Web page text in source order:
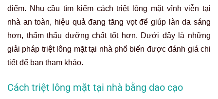
điểm. Nhu cầu tìm kiếm cách triệt lông mặt vĩnh viễn tại
nhà an toàn, hiệu quả đang tăng vọt để giúp làn da sáng
hơn, thẩm thấu dưỡng chất tốt hơn. Dưới đây là những
giải pháp triệt lông mặt tại nhà phổ biến được đánh giá chi
tiết để bạn tham khảo.
Cách triệt lông mặt tại nhà bằng dao cạo